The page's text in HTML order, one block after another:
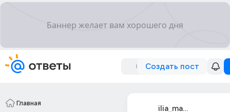
Создать пост
Главная
ilia_matveev_56